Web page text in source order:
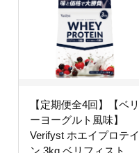
【定期便全4回】【ベリ
ーヨーグルト風味】
Verifyst ホエイプロテイ
ン 3kg ベリフィスト